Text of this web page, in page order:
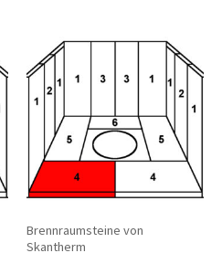
Brennraumsteine von
Skantherm